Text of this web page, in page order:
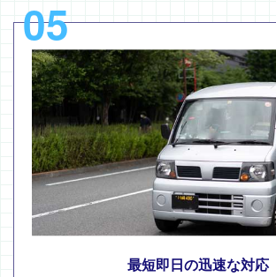
05
最短即日の迅速な対応